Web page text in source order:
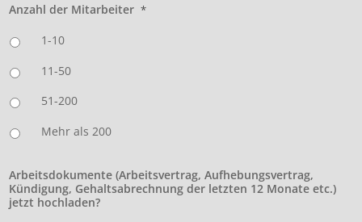
Anzahl der Mitarbeiter *
1-10
11-50
51-200
Mehr als 200
Arbeitsdokumente (Arbeitsvertrag, Aufhebungsvertrag,
Kündigung, Gehaltsabrechnung der letzten 12 Monate etc.)
jetzt hochladen?